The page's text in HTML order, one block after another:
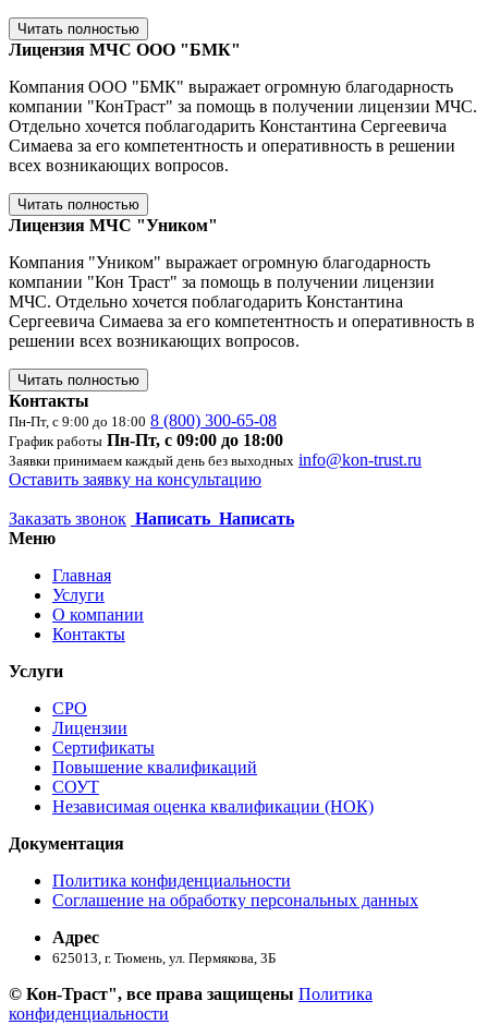
Читать полностью
Лицензия МЧС ООО "БМК"
Компания ООО "БМК" выражает огромную благодарность
компании "КонТраст" за помощь в получении лицензии МЧС.
Отдельно хочется поблагодарить Константина Сергеевича
Симаева за его компетентность и оперативность в решении
всех возникающих вопросов.
Читать полностью
Лицензия МЧС "Уником"
Компания "Уником" выражает огромную благодарность
компании "Кон Траст" за помощь в получении лицензии
МЧС. Отдельно хочется поблагодарить Константина
Сергеевича Симаева за его компетентность и оперативность в
решении всех возникающих вопросов.
Читать полностью
Контакты
Пн-Пт, с 9:00 до 18:00 8 (800) 300-65-08
График работы Пн-Пт, с 09:00 до 18:00
Заявки принимаем каждый день без выходных info@kon-trust.ru
Оставить заявку на консультацию
Заказать звонок Написать Написать
Меню
Главная
Услуги
О компании
Контакты
Услуги
СРО
Лицензии
Сертификаты
Повышение квалификаций
СОУТ
Независимая оценка квалификации (НОК)
Документация
Политика конфиденциальности
Соглашение на обработку персональных данных
Адрес
625013, г. Тюмень, ул. Пермякова, 3Б
© Кон-Траст", все права защищены Политика
конфиденциальности